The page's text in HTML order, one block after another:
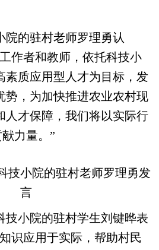
的驻村老师罗理勇认
作者和教师，依托科技小
素质应用型人才为目标，发
势，为加快推进农业农村现
人才保障，我们将以实际行
力量。”
小院的驻村老师罗理勇发
言
小院的驻村学生刘键晔表
识应用于实际，帮助村民